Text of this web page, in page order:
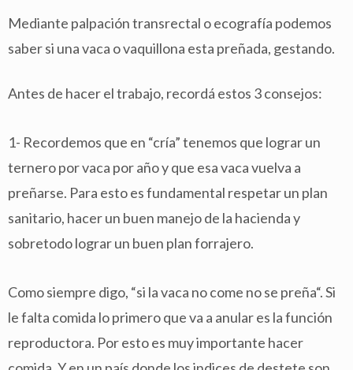
Mediante palpación transrectal o ecografía podemos
saber si una vaca o vaquillona esta preñada, gestando.
Antes de hacer el trabajo, recordá estos 3 consejos:
1- Recordemos que en “cría” tenemos que lograr un
ternero por vaca por año y que esa vaca vuelva a
preñarse. Para esto es fundamental respetar un plan
sanitario, hacer un buen manejo de la hacienda y
sobretodo lograr un buen plan forrajero.
Como siempre digo, “si la vaca no come no se preña“. Si
le falta comida lo primero que va a anular es la función
reproductora. Por esto es muy importante hacer